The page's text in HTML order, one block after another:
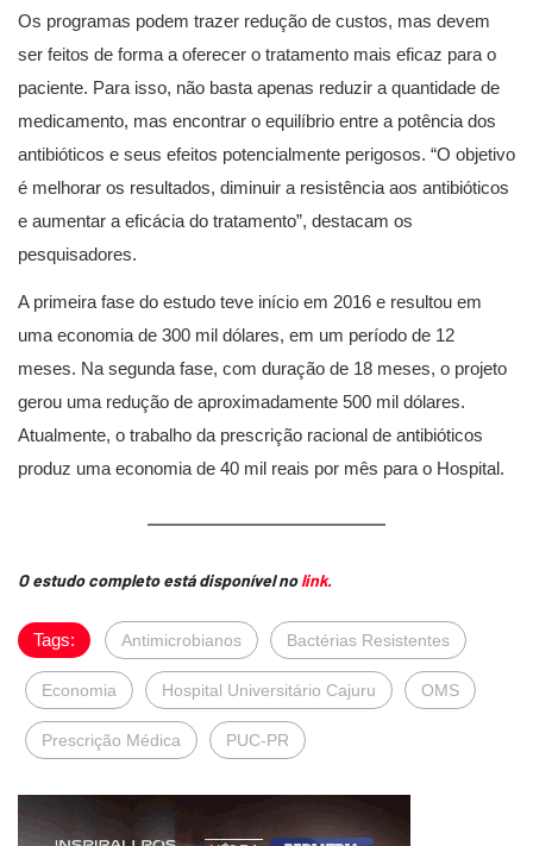
Os programas podem trazer redução de custos, mas devem
ser feitos de forma a oferecer o tratamento mais eficaz para o
paciente. Para isso, não basta apenas reduzir a quantidade de
medicamento, mas encontrar o equilíbrio entre a potência dos
antibióticos e seus efeitos potencialmente perigosos. “O objetivo
é melhorar os resultados, diminuir a resistência aos antibióticos
e aumentar a eficácia do tratamento”, destacam os
pesquisadores.
A primeira fase do estudo teve início em 2016 e resultou em
uma economia de 300 mil dólares, em um período de 12
meses. Na segunda fase, com duração de 18 meses, o projeto
gerou uma redução de aproximadamente 500 mil dólares.
Atualmente, o trabalho da prescrição racional de antibióticos
produz uma economia de 40 mil reais por mês para o Hospital.
O estudo completo está disponível nolink.
Tags: Antimicrobianos Bactérias Resistentes
Economia Hospital Universitário Cajuru OMS
Prescrição Médica PUC-PR